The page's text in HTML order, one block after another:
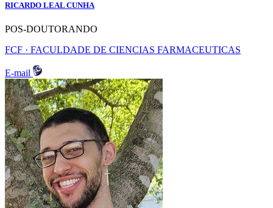
RICARDO LEAL CUNHA
POS-DOUTORANDO
FCF · FACULDADE DE CIENCIAS FARMACEUTICAS
E-mail